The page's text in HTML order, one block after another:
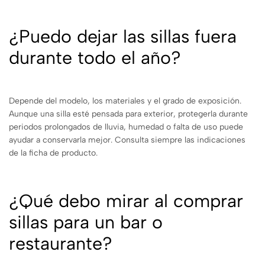
¿Puedo dejar las sillas fuera
durante todo el año?
Depende del modelo, los materiales y el grado de exposición.
Aunque una silla esté pensada para exterior, protegerla durante
periodos prolongados de lluvia, humedad o falta de uso puede
ayudar a conservarla mejor. Consulta siempre las indicaciones
de la ficha de producto.
¿Qué debo mirar al comprar
sillas para un bar o
restaurante?